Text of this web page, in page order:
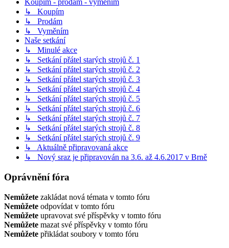
Koupím - prodám - vyměním
↳ Koupím
↳ Prodám
↳ Vyměním
Naše setkání
↳ Minulé akce
↳ Setkání přátel starých strojů č. 1
↳ Setkání přátel starých strojů č. 2
↳ Setkání přátel starých strojů č. 3
↳ Setkání přátel starých strojů č. 4
↳ Setkání přátel starých strojů č. 5
↳ Setkání přátel starých strojů č. 6
↳ Setkání přátel starých strojů č. 7
↳ Setkání přátel starých strojů č. 8
↳ Setkání přátel starých strojů č. 9
↳ Aktuálně připravovaná akce
↳ Nový sraz je připravován na 3.6. až 4.6.2017 v Brně
Oprávnění fóra
Nemůžete zakládat nová témata v tomto fóru
Nemůžete odpovídat v tomto fóru
Nemůžete upravovat své příspěvky v tomto fóru
Nemůžete mazat své příspěvky v tomto fóru
Nemůžete přikládat soubory v tomto fóru